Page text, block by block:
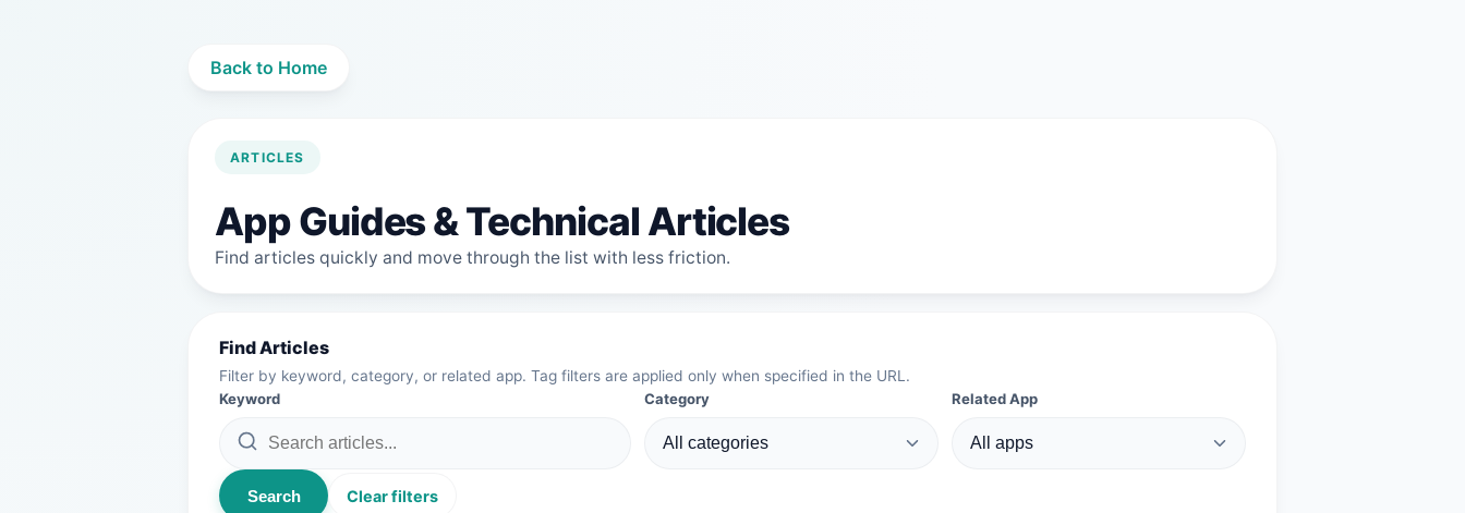
Back to Home
ARTICLES
App Guides & Technical Articles
Find articles quickly and move through the list with less friction.
Find Articles
Filter by keyword, category, or related app. Tag filters are applied only when specified in the URL.
Keyword
Category Related App
Search Clear filters